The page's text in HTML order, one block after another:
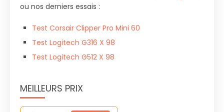
MEILLEURS PRIX
ou nos derniers essais :
Test Corsair Clipper Pro Mini 60
Test Logitech G316 X 98
Test Logitech G512 X 98